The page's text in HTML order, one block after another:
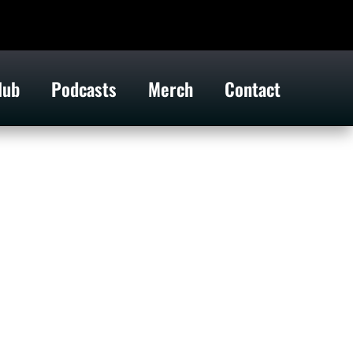
Podcasts Merch Contact